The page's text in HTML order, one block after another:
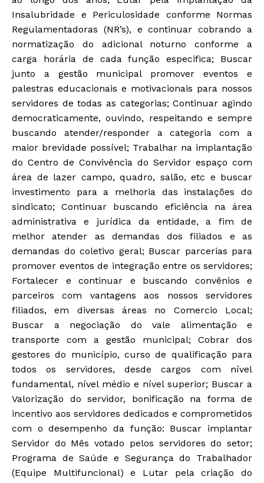
Insalubridade e Periculosidade conforme Normas
Regulamentadoras (NR’s), e continuar cobrando a
normatização do adicional noturno conforme a
carga horária de cada função especifica; Buscar
junto a gestão municipal promover eventos e
palestras educacionais e motivacionais para nossos
servidores de todas as categorias; Continuar agindo
democraticamente, ouvindo, respeitando e sempre
buscando atender/responder a categoria com a
maior brevidade possível; Trabalhar na implantação
do Centro de Convivência do Servidor espaço com
área de lazer campo, quadro, salão, etc e buscar
investimento para a melhoria das instalações do
sindicato; Continuar buscando eficiência na área
administrativa e jurídica da entidade, a fim de
melhor atender as demandas dos filiados e as
demandas do coletivo geral; Buscar parcerias para
promover eventos de integração entre os servidores;
Fortalecer e continuar e buscando convênios e
parceiros com vantagens aos nossos servidores
filiados, em diversas áreas no Comercio Local;
Buscar a negociação do vale alimentação e
transporte com a gestão municipal; Cobrar dos
gestores do município, curso de qualificação para
todos os servidores, desde cargos com nível
fundamental, nível médio e nível superior; Buscar a
Valorização do servidor, bonificação na forma de
incentivo aos servidores dedicados e comprometidos
com o desempenho da função: Buscar implantar
Servidor do Mês votado pelos servidores do setor;
Programa de Saúde e Segurança do Trabalhador
(Equipe Multifuncional) e Lutar pela criação do